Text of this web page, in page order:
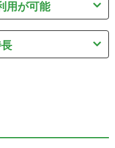
用が可能